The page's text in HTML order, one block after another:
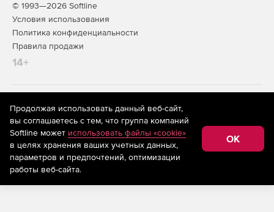
© 1993—2026 Softline
Условия использования
Политика конфиденциальности
Правила продажи
14+
На информационном ресурсе store.softline.ru применяются
рекомендательные технологии
(информационные технологии
предоставления информации на основе сбора,
систематизации и анализа сведений, относящихся к
предпочтениям пользователей сети «Интернет»,
находящихся на территории Российской Федерации)
Продолжая использовать данный веб-сайт,
вы соглашаетесь с тем, что группа компаний
Softline может использовать файлы «cookie»
в целях хранения ваших учетных данных,
параметров и предпочтений, оптимизации
работы веб-сайта.
OK